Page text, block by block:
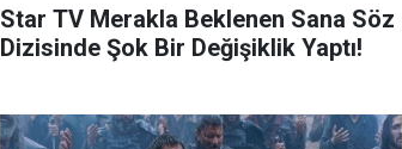
Star TV Merakla Beklenen Sana Söz
Dizisinde Şok Bir Değişiklik Yaptı!